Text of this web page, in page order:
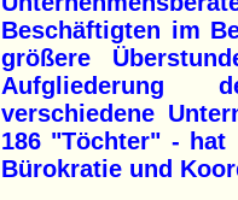
Beschäftigten im
größere
Aufgliederung
verschiedene
186 "Töchter" - hat
Bürokratie und